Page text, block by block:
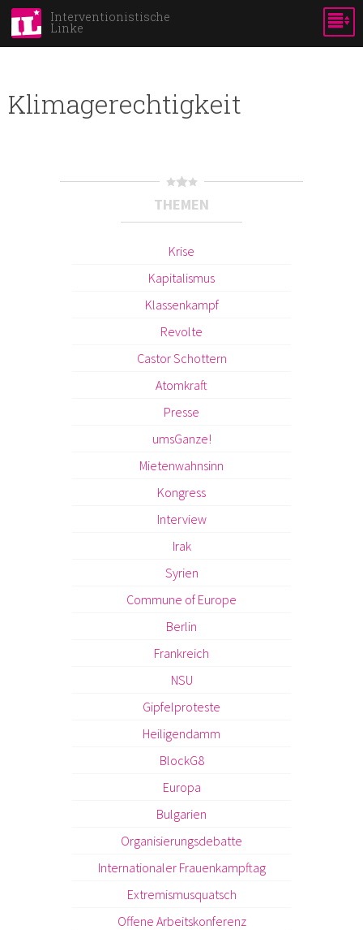
Direkt
Inhalt
Interventionistische
Linke
Klimagerechtigkeit
THEMEN
Krise
Kapitalismus
Klassenkampf
Revolte
Castor Schottern
Atomkraft
Presse
umsGanze!
Mietenwahnsinn
Kongress
Interview
Irak
Syrien
Commune of Europe
Berlin
Frankreich
NSU
Gipfelproteste
Heiligendamm
BlockG8
Europa
Bulgarien
Organisierungsdebatte
Internationaler Frauenkampftag
Extremismusquatsch
Offene Arbeitskonferenz